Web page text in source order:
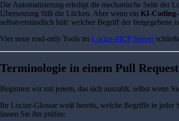
Die Automatisierung erledigt die mechanische Seite der
Übersetzung füllt die Lücken. Aber wenn ein KI-
selbstverständlich hält: welcher Begriff der freigegebene
Vier neue read-only Tools im Locize-MCP-Server
Terminologie in einem Pull
Beginnen wir mit jenem, das sich auszahlt, selbst wenn
Ihr Locize-Glossar weiß bereits, welche Begriffe in jeder
lassen Sie ihn prüfen: